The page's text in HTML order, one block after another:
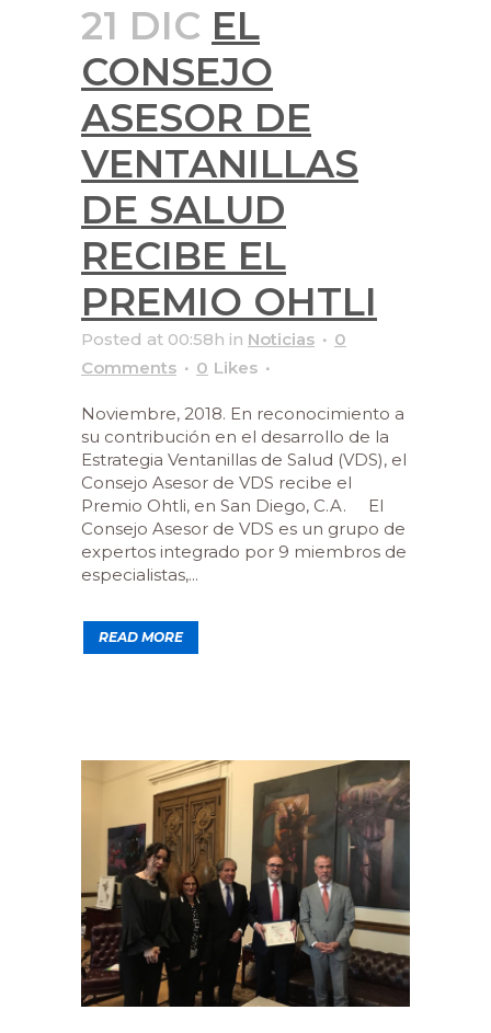
21 DIC EL
CONSEJO
ASESOR DE
VENTANILLAS
DE SALUD
RECIBE EL
PREMIO OHTLI
Posted at 00:58h in Noticias
0
Comments
0 Likes
Noviembre, 2018. En reconocimiento a
su contribución en el desarrollo de la
Estrategia Ventanillas de Salud (VDS), el
Consejo Asesor de VDS recibe el
Premio Ohtli, en San Diego, C.A. El
Consejo Asesor de VDS es un grupo de
expertos integrado por 9 miembros de
especialistas,...
READ MORE